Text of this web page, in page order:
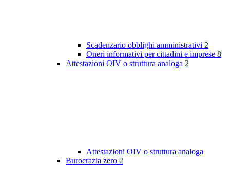
Scadenzario obblighi amministrativi 2
Oneri informativi per cittadini e imprese 8
Attestazioni OIV o struttura analoga 2
Attestazioni OIV o struttura analoga
Burocrazia zero 2